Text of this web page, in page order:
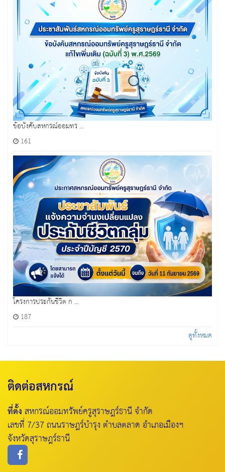
ข้อบังคับสหกรณ์ออมทร ...
161
โครงการประกันชีวิต ก ...
187
ดูทั้งหมด
ติดต่อสหกรณ์
ที่ตั้งสหกรณ์ออมทรัพย์ครูสุราษฎร์ธานี จำกัด
เลขที่ 7/37 ถนนราษฎร์บำรุง ตำบลตลาด อำเภอเมืองฯ
จังหวัดสุราษฎร์ธานี